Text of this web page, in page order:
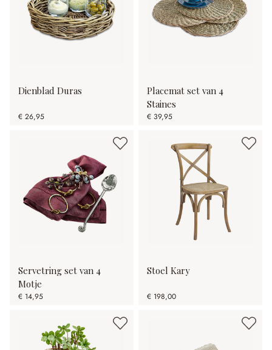
Dienblad Duras
€ 26,95
Placemat set van 4
Staines
€ 39,95
Servetring set van 4
Motje
€ 14,95
Stoel Kary
€ 198,00